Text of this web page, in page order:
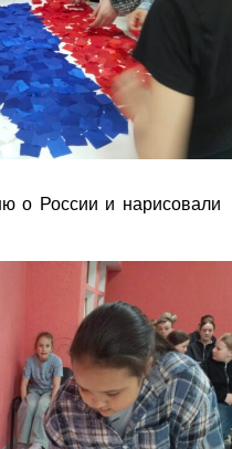
о России и нарисовали